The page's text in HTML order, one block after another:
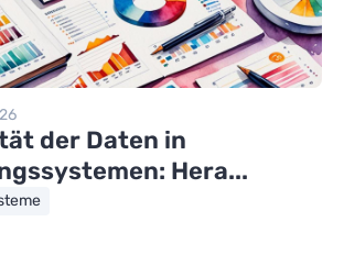
der Daten in
Hera...